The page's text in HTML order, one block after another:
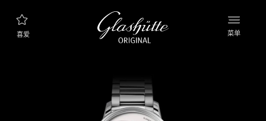
喜爱 菜单
新款表款